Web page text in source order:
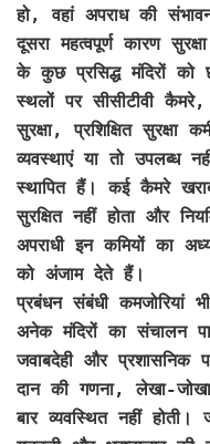
हो, वहां अपराध की
दूसरा महत्वपूर्ण कारण
के कुछ प्रसिद्ध मंदिरों को
स्थलों पर सीसीटीवी
सुरक्षा, प्रशिक्षित सुरक्षा
व्यवस्थाएं या तो उपलब्ध
स्थापित हैं। कई कैमरे
सुरक्षित नहीं होता और
अपराधी इन कमियों का
को अंजाम देते हैं।
प्रबंधन संबंधी कमजोरियां
अनेक मंदिरों का संचालन
जवाबदेही और प्रशासनिक
दान की गणना, लेखा-
बार व्यवस्थित नहीं